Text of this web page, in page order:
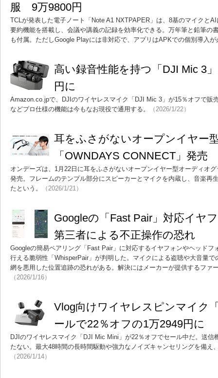
服 9万9800円
TCLが発表した電子ノート「Note A1 NXTPAPER」は、8基のマイクと
要約機能を搭載し、会議や講義の記録を効率化できる。万年筆と鉛筆の
も付属。ただしGoogle Playには非対応で、アプリはAPKでの個別導入
高い録音性能を持つ「DJI Mic 3
円に
Amazon.co.jpで、DJIのワイヤレスマイク「DJI Mic 3」が15％オフで販
などプロ仕様の機能は今もなお現役で通用する。
（2026/1/22）
耳をふさがないオープンイヤー
「OWNDAYS CONNECT」発
オンデーズは、1月22日に耳をふさがないオープンイヤー型オーディオ
発売。フレームのテンプル部分にスピーカーとマイクを内蔵し、音楽再
たという。
（2026/1/21）
Googleの「Fast Pair」対応イ
第三者による不正操作の恐れ
Googleの簡易ペアリング「Fast Pair」に対応するイヤフォンやヘッドフ
行える脆弱性「WhisperPair」が判明した。マイクによる盗聴や大音量
網を悪用した位置追跡の恐れがある。解決にはメーカーが提供するファ
（2026/1/16）
Vlog向けワイヤレスピンマイク
ールで22％オフの1万2949円に
DJIのワイヤレスマイク「DJI Mic Mini」が22％オフでセール中だ。送信
たない。最大48時間の長時間駆動や強力なノイズキャンセリングを備え
（2026/1/14）